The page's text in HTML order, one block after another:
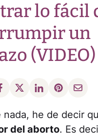
lo fácil
un
(VIDEO)
nada, he de decir
del aborto. Es